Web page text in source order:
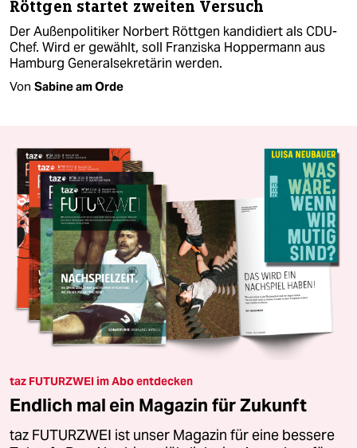
Röttgen startet zweiten Versuch
Der Außenpolitiker Norbert Röttgen kandidiert als CDU-
Chef. Wird er gewählt, soll Franziska Hoppermann aus
Hamburg Generalsekretärin werden.
Von Sabine am Orde
taz FUTURZWEI im Abo entdecken
Endlich mal ein Magazin für Zukunft
taz FUTURZWEI ist unser Magazin für eine bessere